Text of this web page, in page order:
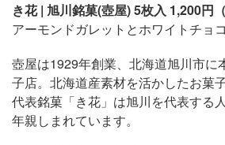
き花 | 旭川銘菓(壺屋) 5枚入 1,200円（
アーモンドガレットとホワイトチョ
壺屋は1929年創業、北海道旭川市に
子店。北海道産素材を活かしたお菓
代表銘菓「き花」は旭川を代表する
年親しまれています。